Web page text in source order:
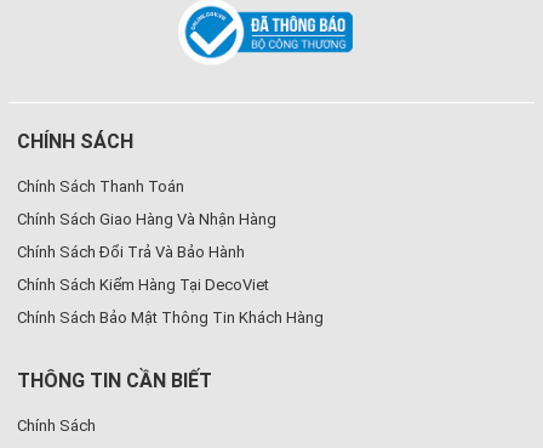
CHÍNH SÁCH
Chính Sách Thanh Toán
Chính Sách Giao Hàng Và Nhận Hàng
Chính Sách Đổi Trả Và Bảo Hành
Chính Sách Kiểm Hàng Tại DecoViet
Chính Sách Bảo Mật Thông Tin Khách Hàng
THÔNG TIN CẦN BIẾT
Chính Sách